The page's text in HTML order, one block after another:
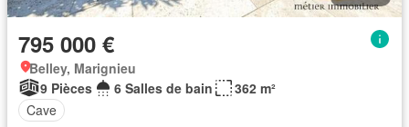
795 000 €
Belley, Marignieu
9 Pièces
6 Salles de bain
362 m²
Cave